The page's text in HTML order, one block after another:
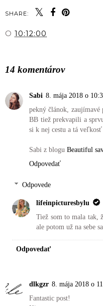
SHARE:
O 10:12:00
14 komentárov
Sabi 8. mája 2018 o
pekný článok,
BB tiež prekvapili a
si k nej cestu a tá
Sabi z blogu Beautiful
Odpovedať
Odpovede
lifeinpicturesbylu
Tiež som to mala tak,
ale potom už na sebe
Odpovedať
dlkgzr 8. mája 2018 o
Fantastic post!